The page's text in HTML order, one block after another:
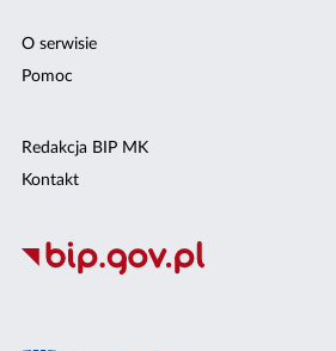
O serwisie
Pomoc
Redakcja BIP MK
Kontakt